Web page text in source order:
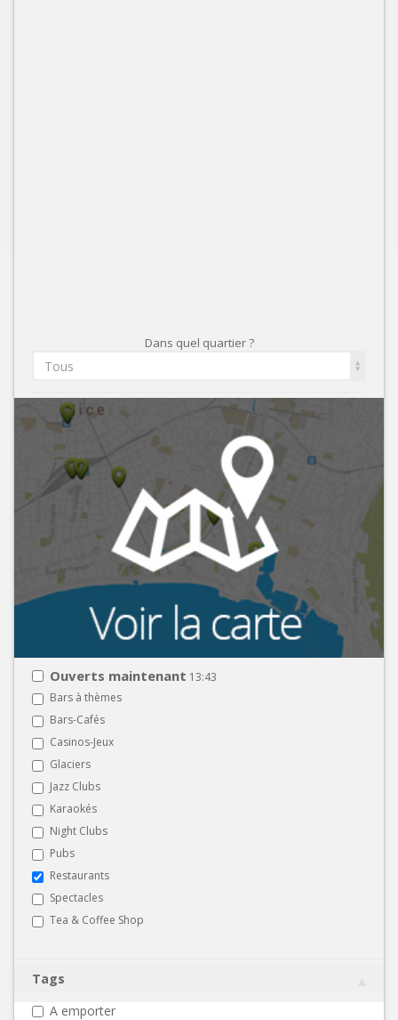
Dans quel quartier ?
Tous
Ouverts maintenant 13:43
Bars à thèmes
Bars-Cafés
Casinos-Jeux
Glaciers
Jazz Clubs
Karaokés
Night Clubs
Pubs
Restaurants
Spectacles
Tea & Coffee Shop
Tags
A emporter